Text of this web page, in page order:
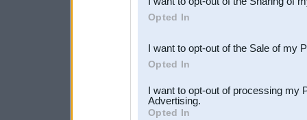
Downstream Participants
third parties.
Opted In
I want to opt-out of the Sale of my
Opted In
I want to opt-out of processing my
Advertising.
Opted In